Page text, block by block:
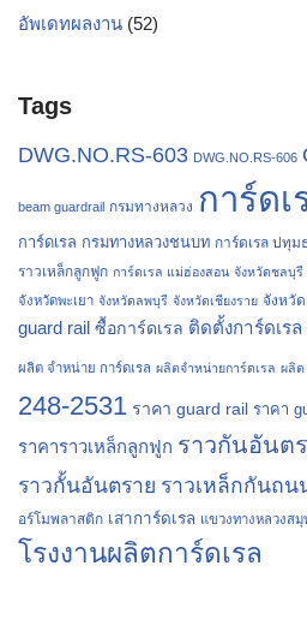
อัพเดทผลงาน (52)
Tags
DWG.NO.RS-603 DWG.NO.RS-606
beam guardrail กรมทางหลวง การ์ดเ
การ์ดเรล กรมทางหลวงชนบท การ์ดเรล ปทุม
ราวเหล็กลูกฟูก การ์ดเรล แม่ฮ่องสอน จังหวัดชลบุรี
จังหวัดพะเยา จังหวัดลพบุรี จังหวัดเชียงราย จังหวั
guard rail ซื้อการ์ดเรล ติดตั้งการ์ดเรล
ผลิต จำหน่าย การ์ดเรล ผลิตจำหน่ายการ์ดเรล ผลิต
248-2531 ราคา guard rail ราคา
ราคาราวเหล็กลูกฟูก ราวกันอันต
ราวกั้นอันตราย ราวเหล็กกันถน
อร์โมพลาสติก เสาการ์ดเรล แขวงทางหลวงส
โรงงานผลิตการ์ดเรล